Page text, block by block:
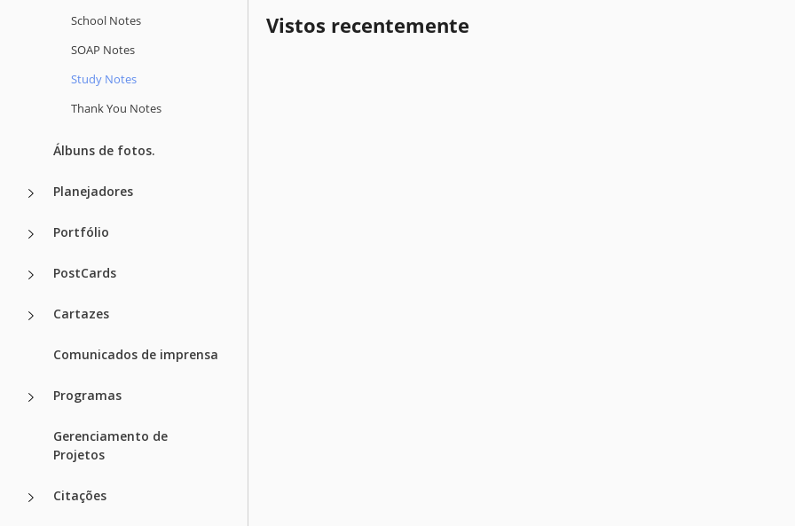
School Notes
SOAP Notes
Study Notes
Thank You Notes
Álbuns de fotos.
Planejadores
Portfólio
PostCards
Cartazes
Comunicados de imprensa
Programas
Gerenciamento de
Projetos
Citações
Vistos recentemente